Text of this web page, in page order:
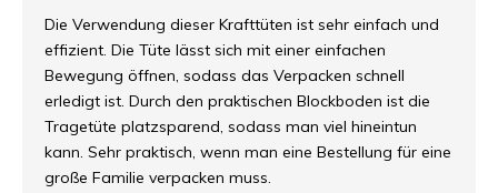
Die Verwendung dieser Krafttüten ist sehr einfach und
effizient. Die Tüte lässt sich mit einer einfachen
Bewegung öffnen, sodass das Verpacken schnell
erledigt ist. Durch den praktischen Blockboden ist die
Tragetüte platzsparend, sodass man viel hineintun
kann. Sehr praktisch, wenn man eine Bestellung für eine
große Familie verpacken muss.